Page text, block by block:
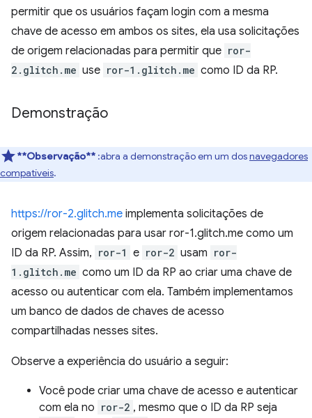
permitir que os usuários façam login com a mesma
chave de acesso em ambos os sites, ela usa solicitações
de origem relacionadas para permitir que ror-
2.glitch.me use ror-1.glitch.me como ID da RP.
Demonstração
**Observação** :abra a demonstração em um dosnavegadores
compatíveis.
https://ror-2.glitch.me implementa solicitações de
origem relacionadas para usar ror-1.glitch.me como um
ID da RP. Assim, ror-1 e ror-2 usam ror-
1.glitch.me como um ID da RP ao criar uma chave de
acesso ou autenticar com ela. Também implementamos
um banco de dados de chaves de acesso
compartilhadas nesses sites.
Observe a experiência do usuário a seguir:
Você pode criar uma chave de acesso e autenticar
com ela no ror-2 , mesmo que o ID da RP seja